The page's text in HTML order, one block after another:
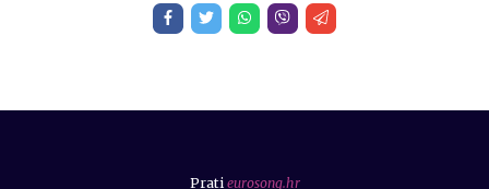
Prati eurosong.hr